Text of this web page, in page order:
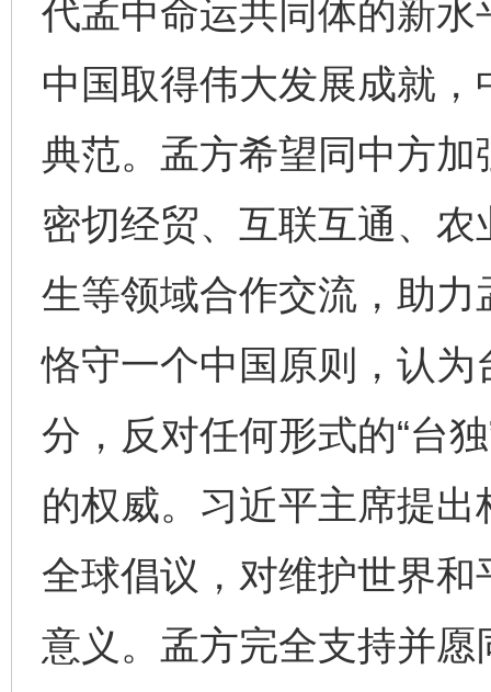
代孟中命运共同体的新
中国取得伟大发展成就
典范。孟方希望同中方加
密切经贸、互联互通、
生等领域合作交流，助
恪守一个中国原则，认
分，反对任何形式的“台
的权威。习近平主席提
全球倡议，对维护世界
意义。孟方完全支持并